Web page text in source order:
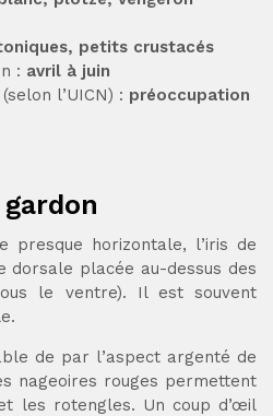
petits crustacés
: avril à juin
l’UICN) : préoccupation
presque horizontale, l’iris de
dorsale placée au-dessus des
le ventre). Il est souvent
de par l’aspect argenté de
nageoires rouges permettent
les rotengles. Un coup d’œil